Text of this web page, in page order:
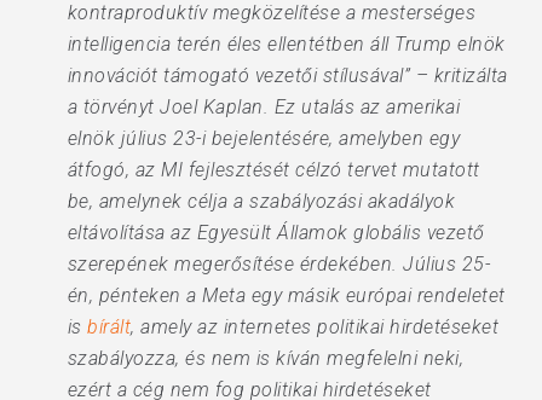
kontraproduktív megközelítése a mesterséges
intelligencia terén éles ellentétben áll Trump elnök
innovációt támogató vezetői stílusával” – kritizálta
a törvényt Joel Kaplan. Ez utalás az amerikai
elnök július 23-i bejelentésére, amelyben egy
átfogó, az MI fejlesztését célzó tervet mutatott
be, amelynek célja a szabályozási akadályok
eltávolítása az Egyesült Államok globális vezető
szerepének megerősítése érdekében. Július 25-
én, pénteken a Meta egy másik európai rendeletet
isbírált, amely az internetes politikai hirdetéseket
szabályozza, és nem is kíván megfelelni neki,
ezért a cég nem fog politikai hirdetéseket